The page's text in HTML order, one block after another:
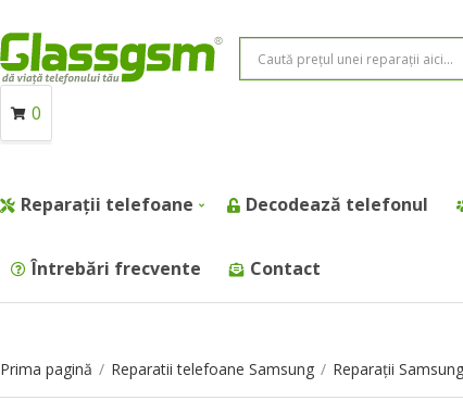
0
Reparații telefoane Decodează telefonul
Întrebări frecvente Contact
Prima pagină / Reparatii telefoane Samsung / Reparații